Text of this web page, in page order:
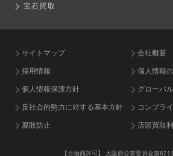
宝石買取
サイトマップ 会社概要
採用情報 個人情報
個人情報保護方針 グローバ
反社会的勢力に対する基本方針 コンプラ
腐敗防止 店頭買取
【古物商許可】 大阪府公安委員会第